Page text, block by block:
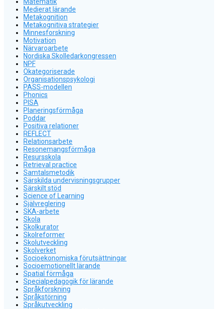
Medierat lärande
Metakognition
Metakognitiva strategier
Minnesforskning
Motivation
Närvaroarbete
Nordiska Skolledarkongressen
NPF
Okategoriserade
Organisationspsykologi
PASS-modellen
Phonics
PISA
Planeringsförmåga
Poddar
Positiva relationer
REFLECT
Relationsarbete
Resonemangsförmåga
Resursskola
Retrieval practice
Samtalsmetodik
Särskilda undervisningsgrupper
Särskilt stöd
Science of Learning
Självreglering
SKA-arbete
Skola
Skolkurator
Skolreformer
Skolutveckling
Skolverket
Socioekonomiska förutsättningar
Socioemotionellt lärande
Spatial förmåga
Specialpedagogik för lärande
Språkforskning
Språkstörning
Språkutveckling